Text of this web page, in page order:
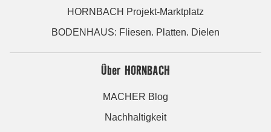
HORNBACH Projekt-Marktplatz
BODENHAUS: Fliesen. Platten. Dielen
Über HORNBACH
MACHER Blog
Nachhaltigkeit